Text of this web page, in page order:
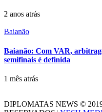
2 anos atrás
Baianão
Baianão: Com VAR,
semifinais é definida
1 mês atrás
DIPLOMATAS NEWS ©